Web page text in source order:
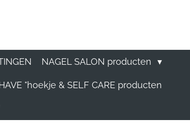
NAGEL SALON producten
"hoekje & SELF CARE producten